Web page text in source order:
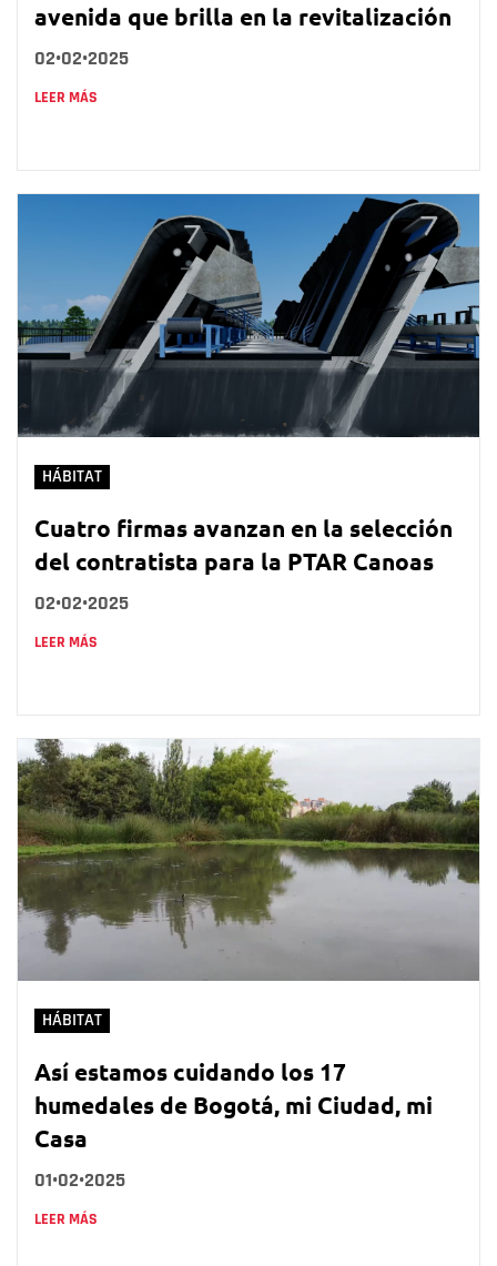
avenida que brilla en la revitalización
02•02•2025
LEER MÁS
HÁBITAT
Cuatro firmas avanzan en la selección
del contratista para la PTAR Canoas
02•02•2025
LEER MÁS
HÁBITAT
Así estamos cuidando los 17
humedales de Bogotá, mi Ciudad, mi
Casa
01•02•2025
LEER MÁS